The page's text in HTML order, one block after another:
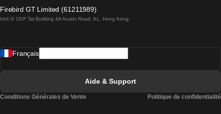
Trains de Lisbonne à Madrid
Firebird GT Limited (61211989)
Unit G 15/F Tal Building 49 Austin Road, KL, Hong Kong
Français
Aide & Support
Conditions Générales de Vente Politique de confidentialité